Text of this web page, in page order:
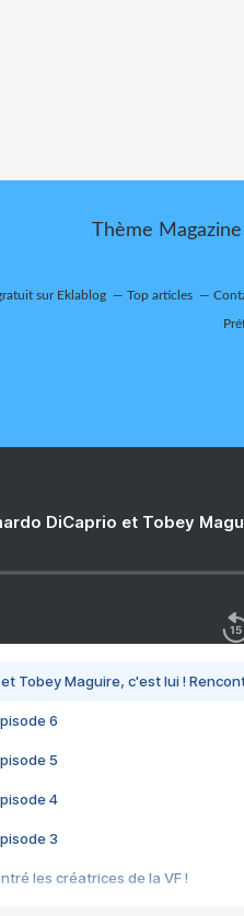
Thème
sur Eklablog Top articles
DiCaprio et Tobey
Tobey Maguire, c'est lui !
6
5
4
3
les créatrices de la VF !